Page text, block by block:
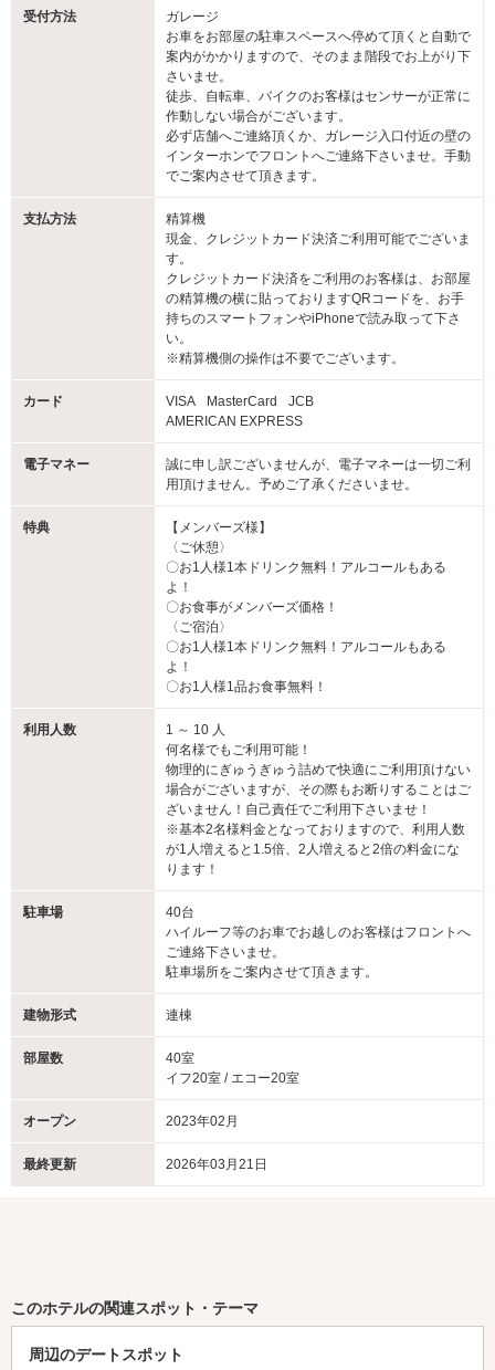
受付方法
ガレージ
お車をお部屋の駐車スペースへ停めて頂くと自動で
案内がかかりますので、そのまま階段でお上がり下
さいませ。
徒歩、自転車、バイクのお客様はセンサーが正常に
作動しない場合がございます。
必ず店舗へご連絡頂くか、ガレージ入口付近の壁の
インターホンでフロントへご連絡下さいませ。手動
でご案内させて頂きます。
支払方法
精算機
現金、クレジットカード決済ご利用可能でございま
す。
クレジットカード決済をご利用のお客様は、お部屋
の精算機の横に貼っておりますQRコードを、お手
持ちのスマートフォンやiPhoneで読み取って下さ
い。
※精算機側の操作は不要でございます。
カード VISA MasterCard
JCB
AMERICAN EXPRESS
電子マネー
誠に申し訳ございませんが、電子マネーは一切ご利
用頂けません。予めご了承くださいませ。
特典
【メンバーズ様】
〈ご休憩〉
〇お1人様1本ドリンク無料！アルコールもある
よ！
〇お食事がメンバーズ価格！
〈ご宿泊〉
〇お1人様1本ドリンク無料！アルコールもある
よ！
〇お1人様1品お食事無料！
利用人数
1 ～ 10 人
何名様でもご利用可能！
物理的にぎゅうぎゅう詰めで快適にご利用頂けない
場合がございますが、その際もお断りすることはご
ざいません！自己責任でご利用下さいませ！
※基本2名様料金となっておりますので、利用人数
が1人増えると1.5倍、2人増えると2倍の料金にな
ります！
駐車場
40台
ハイルーフ等のお車でお越しのお客様はフロントへ
ご連絡下さいませ。
駐車場所をご案内させて頂きます。
建物形式 連棟
部屋数
40室
イフ20室 / エコー20室
オープン 2023年02月
最終更新 2026年03月21日
このホテルの関連スポット・テーマ
周辺のデートスポット